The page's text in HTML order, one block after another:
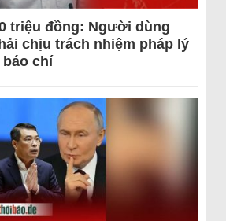
triệu đồng: Người dùng
chịu trách nhiệm pháp lý
báo chí